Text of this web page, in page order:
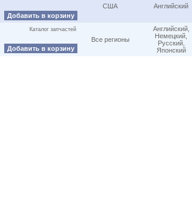
Добавить в корзину
США Английский
Каталог запчастей
Добавить в корзину
Все регионы
Английский,
Немецкий,
Русский,
Японский